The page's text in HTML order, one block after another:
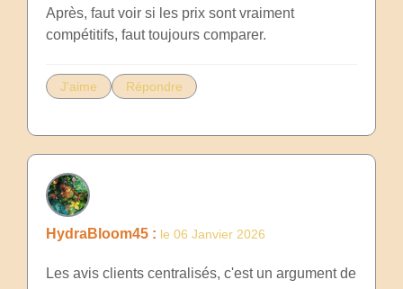
Après, faut voir si les prix sont vraiment
compétitifs, faut toujours comparer.
J'aime Répondre
HydraBloom45 : le 06 Janvier 2026
Les avis clients centralisés, c'est un argument de